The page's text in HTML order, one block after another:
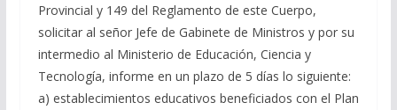
Provincial y 149 del Reglamento de este Cuerpo,
solicitar al señor Jefe de Gabinete de Ministros y por su
intermedio al Ministerio de Educación, Ciencia y
Tecnología, informe en un plazo de 5 días lo siguiente:
a) establecimientos educativos beneficiados con el Plan